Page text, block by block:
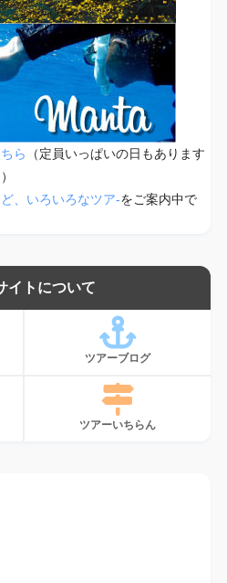
ら
（定員いっぱいの日もあります
、いろいろなツア-をご案内中で
イトについて
ツアーブログ
ツアーいちらん